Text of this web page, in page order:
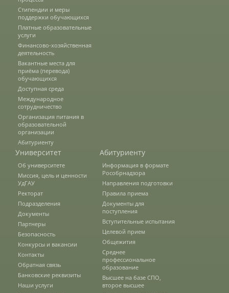
Студенческие отряды
Студенческий отряд «Водяной»
Студенческий отряд «Гризли»
Студенческий отряд «Земляне»
Студенческий отряд «Спасатели»
Студенческий отряд «Строй.ru»
Профсоюз
Единое окно по поддержке молодых
семей
Стипендии и меры
поддержки обучающихся
Платные образовательные
услуги
Финансово-хозяйственная
деятельность
Вакантные места для
приёма (перевода)
обучающихся
Доступная среда
Международное
сотрудничество
Организация питания в
образовательной
организации
Абитуриенту
Университет
Об университете
Миссия, цель и ценности
УдГАУ
Ректорат
Подразделения
Документы
Партнеры
Безопасность
Конкурсы и вакансии
Контакты
Обратная связь
Банковские реквизиты
Наши услуги
Абитуриенту
Информация в формате
Рособрнадзора
Направления подготовки
Правила приема
Документы для
поступления
Вступительные испытания
Целевой прием
Общежития
Среднее
профессиональное
образование
Высшее на базе СПО,
второе высшее